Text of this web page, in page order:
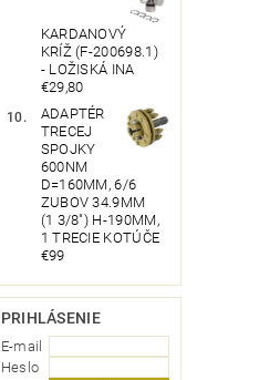
KARDANOVÝ
KRÍŽ (F-200698.1)
- LOŽISKÁ INA
€29,80
ADAPTÉR
TRECEJ
SPOJKY
600NM
D=160MM, 6/6
ZUBOV 34.9MM
(1 3/8") H-190MM,
1 TRECIE KOTÚČE
€99
PRIHLÁSENIE
E-mail
Heslo